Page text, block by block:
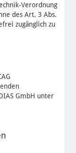
Verordnung
des Art. 3 Abs.
zugänglich zu
GmbH unter